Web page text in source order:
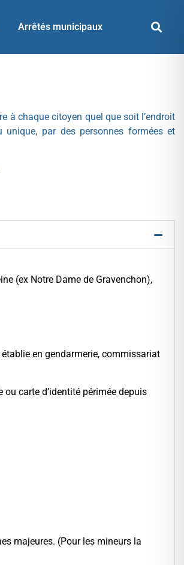
Arrêtés municipaux
à chaque citoyen quel que soit l’endroit
par des personnes formées et
(ex Notre Dame de Gravenchon),
en gendarmerie, commissariat
carte d’identité périmée depuis
majeures. (Pour les mineurs la